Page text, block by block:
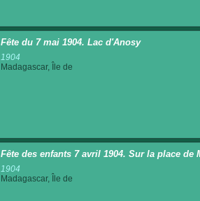
Fête du 7 mai 1904. Lac d'Anosy
1904
Madagascar, Île de
Fête des enfants 7 avril 1904. Sur la place de
1904
Madagascar, Île de